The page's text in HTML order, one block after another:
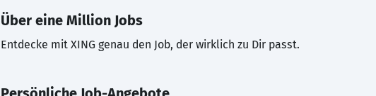
Über eine Million Jobs
Entdecke mit XING genau den Job, der wirklich zu Dir passt.